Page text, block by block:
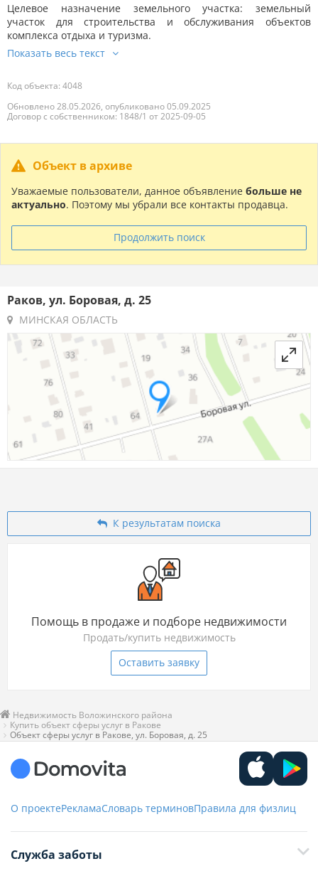
Целевое назначение земельного участка: земельный
участок для строительства и обслуживания объектов
комплекса отдыха и туризма.
Код объекта: 4048
Обновлено 28.05.2026, опубликовано 05.09.2025
Договор с собственником: 1848/1 от 2025-09-05
Объект в архиве
Уважаемые пользователи, данное объявление больше не
актуально. Поэтому мы убрали все контакты продавца.
Продолжить поиск
Раков, ул. Боровая, д. 25
МИНСКАЯ ОБЛАСТЬ
К результатам поиска
Помощь в продаже и подборе недвижимости
Продать/купить недвижимость
Оставить заявку
Недвижимость Воложинского района
Купить объект сферы услуг в Ракове
Объект сферы услуг в Ракове, ул. Боровая, д. 25
О проектеРекламаСловарь терминовПравила для физлиц
Служба заботы